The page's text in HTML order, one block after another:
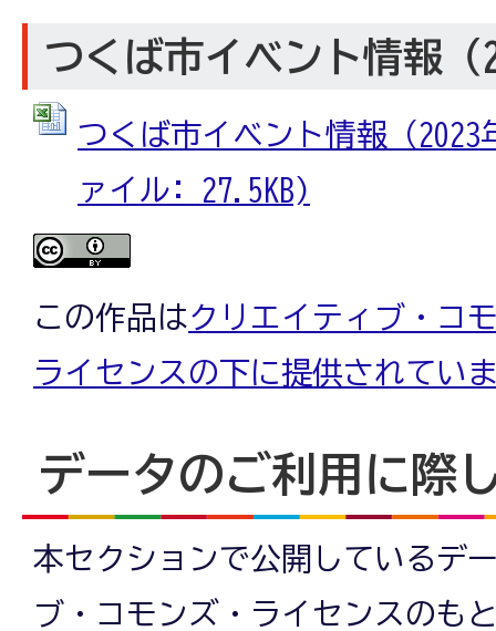
つくば市イベント情報（
つくば市イベント情報（
ァイル: 27.5KB)
この作品はクリエイティブ・コ
ライセンスの下に提供されてい
データのご利用に際
本セクションで公開しているデ
ブ・コモンズ・ライセンスのも